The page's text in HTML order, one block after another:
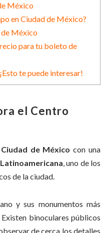
México
en Ciudad de México?
de México
para tu boleto de
te puede interesar!
el Centro
de México con una
, uno de los
de la ciudad.
y sus monumentos más
binoculares públicos
de cerca los detalles